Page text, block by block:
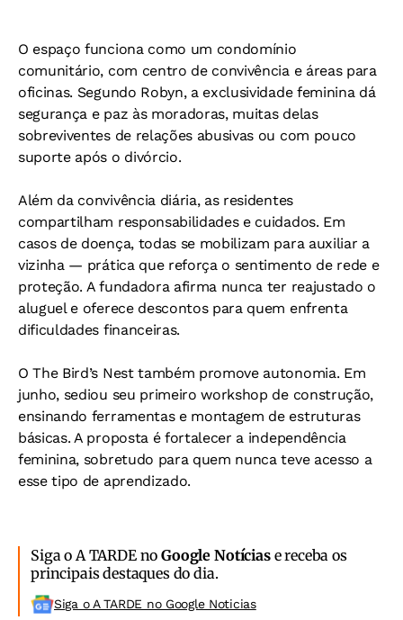
O espaço funciona como um condomínio
comunitário, com centro de convivência e áreas para
oficinas. Segundo Robyn, a exclusividade feminina dá
segurança e paz às moradoras, muitas delas
sobreviventes de relações abusivas ou com pouco
suporte após o divórcio.
Além da convivência diária, as residentes
compartilham responsabilidades e cuidados. Em
casos de doença, todas se mobilizam para auxiliar a
vizinha — prática que reforça o sentimento de rede e
proteção. A fundadora afirma nunca ter reajustado o
aluguel e oferece descontos para quem enfrenta
dificuldades financeiras.
O The Bird’s Nest também promove autonomia. Em
junho, sediou seu primeiro workshop de construção,
ensinando ferramentas e montagem de estruturas
básicas. A proposta é fortalecer a independência
feminina, sobretudo para quem nunca teve acesso a
esse tipo de aprendizado.
Siga o A TARDE noGoogle Notíciase receba os
principais destaques do dia.
Siga o A TARDE no Google Noticias